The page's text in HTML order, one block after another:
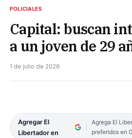
POLICIALES
Capital: buscan
a un joven de 29
1 de julio de 2026
Agregar El
Libertador en
Agrega El
preferidos en